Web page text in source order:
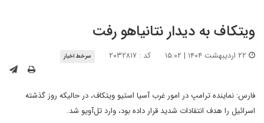
ویتکاف به دیدار نتانیاهو رفت
کد : ۲۰۳۲۸۱۷ سرخط اخبار
فارس: نماینده ترامپ در امور غرب آسیا استیو ویتکاف، در حالیکه روز گذشته
اسرائیل را هدف انتقادات شدید قرار داده بود، وارد تل‌آویو شد.